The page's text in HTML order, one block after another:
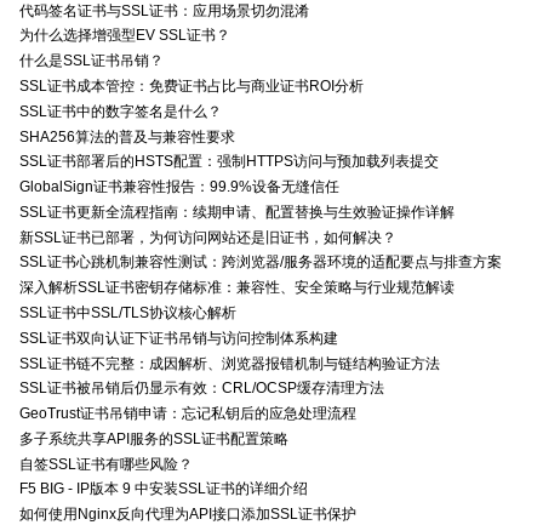
代码签名证书与SSL证书：应用场景切勿混淆
为什么选择增强型EV SSL证书？
什么是SSL证书吊销？
SSL证书成本管控：免费证书占比与商业证书ROI分析
SSL证书中的数字签名是什么？
SHA256算法的普及与兼容性要求
SSL证书部署后的HSTS配置：强制HTTPS访问与预加载列表提交
GlobalSign证书兼容性报告：99.9%设备无缝信任
SSL证书更新全流程指南：续期申请、配置替换与生效验证操作详解
新SSL证书已部署，为何访问网站还是旧证书，如何解决？
SSL证书心跳机制兼容性测试：跨浏览器/服务器环境的适配要点与排查方案
深入解析SSL证书密钥存储标准：兼容性、安全策略与行业规范解读
SSL证书中SSL/TLS协议核心解析
SSL证书双向认证下证书吊销与访问控制体系构建
SSL证书链不完整：成因解析、浏览器报错机制与链结构验证方法
SSL证书被吊销后仍显示有效：CRL/OCSP缓存清理方法
GeoTrust证书吊销申请：忘记私钥后的应急处理流程
多子系统共享API服务的SSL证书配置策略
自签SSL证书有哪些风险？
F5 BIG - IP版本 9 中安装SSL证书的详细介绍
如何使用Nginx反向代理为API接口添加SSL证书保护